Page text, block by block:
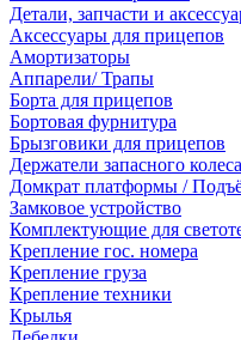
Детали, запчасти и
Аксессуары для прицепов
Амортизаторы
Аппарели/ Трапы
Борта для прицепов
Бортовая фурнитура
Брызговики для прицепов
Держатели запасного
Домкрат платформы /
Замковое устройство
Комплектующие для
Крепление гос. номера
Крепление груза
Крепление техники
Крылья